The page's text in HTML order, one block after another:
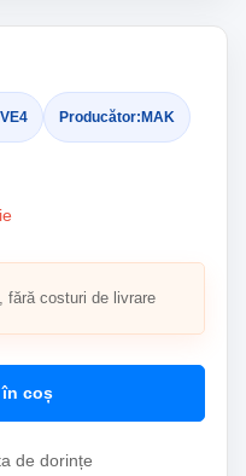
Producător: MAK
fără costuri de livrare
coș
de dorințe